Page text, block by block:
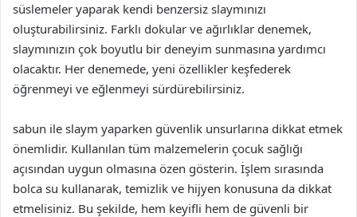
süslemeler yaparak kendi benzersiz slaymınızı
oluşturabilirsiniz. Farklı dokular ve ağırlıklar denemek,
slaymınızın çok boyutlu bir deneyim sunmasına yardımcı
olacaktır. Her denemede, yeni özellikler keşfederek
öğrenmeyi ve eğlenmeyi sürdürebilirsiniz.
sabun ile slaym yaparken güvenlik unsurlarına dikkat etmek
önemlidir. Kullanılan tüm malzemelerin çocuk sağlığı
açısından uygun olmasına özen gösterin. İşlem sırasında
bolca su kullanarak, temizlik ve hijyen konusuna da dikkat
etmelisiniz. Bu şekilde, hem keyifli hem de güvenli bir